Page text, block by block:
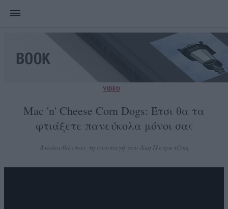
VIDEO
Mac 'n' Cheese Corn Dogs: Έτσι θα τα
φτιάξετε πανεύκολα μόνοι σας
Ακολουθώντας τη συνταγή του Άκη Πετρετζίκη